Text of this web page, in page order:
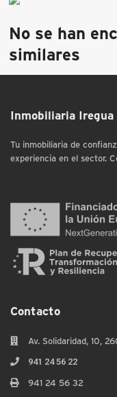
No se han
similares
Inmobiliaria Iregua
Tu inmobiliaria de
experiencia en el sector.
Contacto
Av. Solidaridad, 10,
941 24 56 22
941 24 56 32